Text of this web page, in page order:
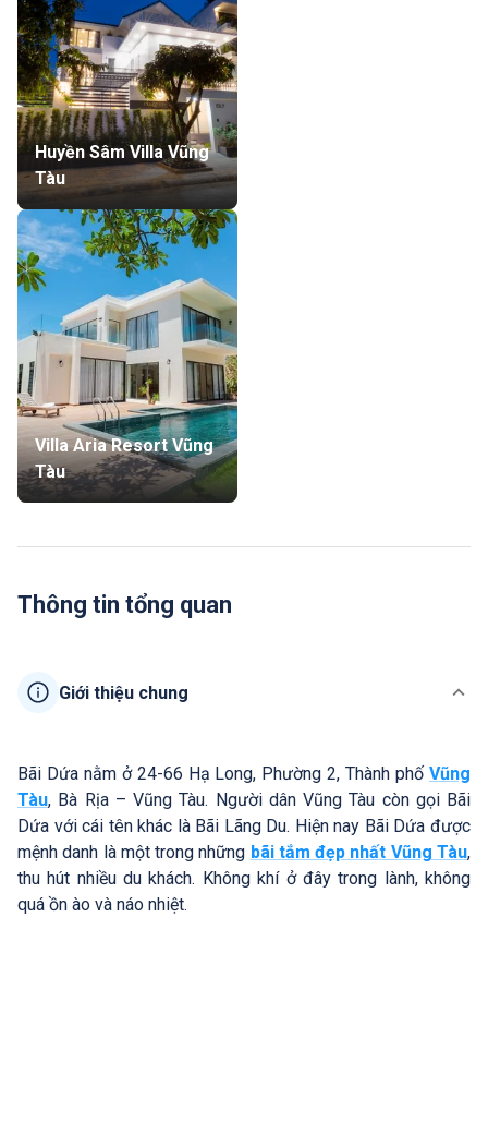
Huyền Sâm Villa Vũng
Tàu
Villa Aria Resort Vũng
Tàu
Thông tin tổng quan
Giới thiệu chung
Bãi Dứa nằm ở 24-66 Hạ Long, Phường 2, Thành phố Vũng
Tàu, Bà Rịa – Vũng Tàu. Người dân Vũng Tàu còn gọi Bãi
Dứa với cái tên khác là Bãi Lãng Du. Hiện nay Bãi Dứa được
mệnh danh là một trong những bãi tắm đẹp nhất Vũng Tàu,
thu hút nhiều du khách. Không khí ở đây trong lành, không
quá ồn ào và náo nhiệt.